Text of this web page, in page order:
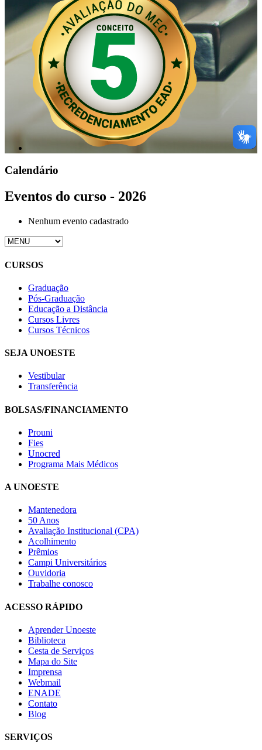
Calendário
Eventos do curso - 2026
Nenhum evento cadastrado
CURSOS
Graduação
Pós-Graduação
Educação a Distância
Cursos Livres
Cursos Técnicos
SEJA UNOESTE
Vestibular
Transferência
BOLSAS/FINANCIAMENTO
Prouni
Fies
Unocred
Programa Mais Médicos
A UNOESTE
Mantenedora
50 Anos
Avaliação Institucional (CPA)
Acolhimento
Prêmios
Campi Universitários
Ouvidoria
Trabalhe conosco
ACESSO RÁPIDO
Aprender Unoeste
Biblioteca
Cesta de Serviços
Mapa do Site
Imprensa
Webmail
ENADE
Contato
Blog
SERVIÇOS